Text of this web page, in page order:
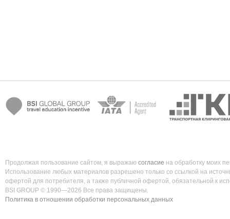
Продолжая пользование сайтом, я выражаю согласие на обработку моих
Использование любых материалов разрешено только со ссылкой на
офертой для потребителя, а также публичной офертой, обязательной к
BSI GROUP © 1990—2026 Все права защищены.
Политика в отношении обработки персональных данных